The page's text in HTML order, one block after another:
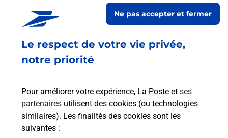
Le respect de votre vie privée,
notre priorité
Pour améliorer votre expérience, La Poste et ses
partenaires utilisent des cookies (ou technologies
similaires). Les finalités des cookies sont les
suivantes :
Ne pas accepter et fermer
Envoyer un colis
Vous souhaitez envoyer un colis depuis : BELLEY
proposées par La Poste.
En savoir plus